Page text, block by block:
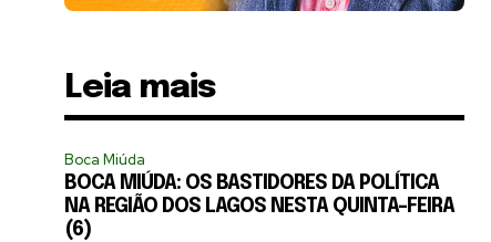
Leia mais
Boca Miúda
BOCA MIÚDA: OS BASTIDORES DA POLÍTICA
NA REGIÃO DOS LAGOS NESTA QUINTA-FEIRA
(6)